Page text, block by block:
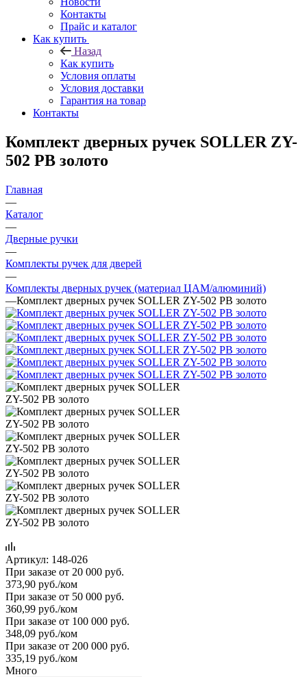
Контакты
Прайс и каталог
Как купить
Назад
Как купить
Условия оплаты
Условия доставки
Гарантия на товар
Контакты
Комплект дверных ручек SOLLER ZY-
502 PB золото
Главная
—
Каталог
—
Дверные ручки
—
Комплекты ручек для дверей
—
Комплекты дверных ручек (материал ЦАМ/алюминий)
—Комплект дверных ручек SOLLER ZY-502 PB золото
Артикул: 148-026
При заказе от 20 000 руб.
373,90 руб./ком
При заказе от 50 000 руб.
360,99 руб./ком
При заказе от 100 000 руб.
348,09 руб./ком
При заказе от 200 000 руб.
335,19 руб./ком
Много